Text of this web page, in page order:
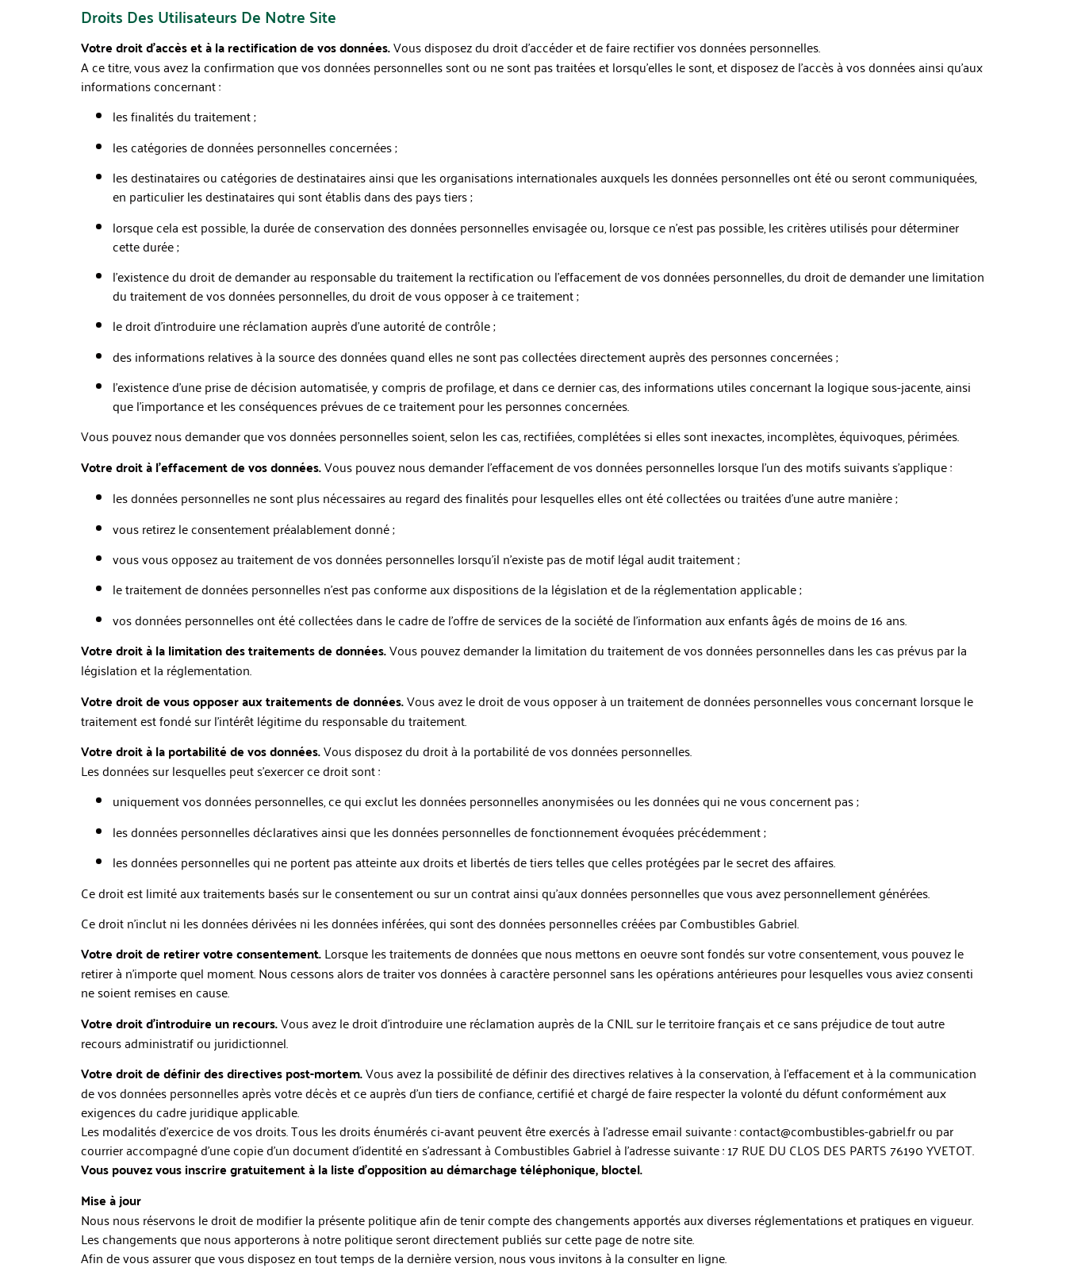
Droits Des Utilisateurs De Notre Site
Votre droit d’accès et à la rectification de vos données.Vous disposez du droit d’accéder et de faire rectifier vos données personnelles.
A ce titre, vous avez la confirmation que vos données personnelles sont ou ne sont pas traitées et lorsqu’elles le sont, et disposez de l’accès à vos données ainsi qu’aux
informations concernant :
les finalités du traitement ;
les catégories de données personnelles concernées ;
les destinataires ou catégories de destinataires ainsi que les organisations internationales auxquels les données personnelles ont été ou seront communiquées,
en particulier les destinataires qui sont établis dans des pays tiers ;
lorsque cela est possible, la durée de conservation des données personnelles envisagée ou, lorsque ce n’est pas possible, les critères utilisés pour déterminer
cette durée ;
l’existence du droit de demander au responsable du traitement la rectification ou l’effacement de vos données personnelles, du droit de demander une limitation
du traitement de vos données personnelles, du droit de vous opposer à ce traitement ;
le droit d’introduire une réclamation auprès d’une autorité de contrôle ;
des informations relatives à la source des données quand elles ne sont pas collectées directement auprès des personnes concernées ;
l’existence d’une prise de décision automatisée, y compris de profilage, et dans ce dernier cas, des informations utiles concernant la logique sous-jacente, ainsi
que l’importance et les conséquences prévues de ce traitement pour les personnes concernées.
Vous pouvez nous demander que vos données personnelles soient, selon les cas, rectifiées, complétées si elles sont inexactes, incomplètes, équivoques, périmées.
Votre droit à l’effacement de vos données.Vous pouvez nous demander l’effacement de vos données personnelles lorsque l’un des motifs suivants s’applique :
les données personnelles ne sont plus nécessaires au regard des finalités pour lesquelles elles ont été collectées ou traitées d’une autre manière ;
vous retirez le consentement préalablement donné ;
vous vous opposez au traitement de vos données personnelles lorsqu’il n’existe pas de motif légal audit traitement ;
le traitement de données personnelles n’est pas conforme aux dispositions de la législation et de la réglementation applicable ;
vos données personnelles ont été collectées dans le cadre de l’offre de services de la société de l’information aux enfants âgés de moins de 16 ans.
Votre droit à la limitation des traitements de données.Vous pouvez demander la limitation du traitement de vos données personnelles dans les cas prévus par la
législation et la réglementation.
Votre droit de vous opposer aux traitements de données.Vous avez le droit de vous opposer à un traitement de données personnelles vous concernant lorsque le
traitement est fondé sur l’intérêt légitime du responsable du traitement.
Votre droit à la portabilité de vos données.Vous disposez du droit à la portabilité de vos données personnelles.
Les données sur lesquelles peut s’exercer ce droit sont :
uniquement vos données personnelles, ce qui exclut les données personnelles anonymisées ou les données qui ne vous concernent pas ;
les données personnelles déclaratives ainsi que les données personnelles de fonctionnement évoquées précédemment ;
les données personnelles qui ne portent pas atteinte aux droits et libertés de tiers telles que celles protégées par le secret des affaires.
Ce droit est limité aux traitements basés sur le consentement ou sur un contrat ainsi qu’aux données personnelles que vous avez personnellement générées.
Ce droit n’inclut ni les données dérivées ni les données inférées, qui sont des données personnelles créées par Combustibles Gabriel.
Votre droit de retirer votre consentement.Lorsque les traitements de données que nous mettons en oeuvre sont fondés sur votre consentement, vous pouvez le
retirer à n’importe quel moment. Nous cessons alors de traiter vos données à caractère personnel sans les opérations antérieures pour lesquelles vous aviez consenti
ne soient remises en cause.
Votre droit d’introduire un recours.Vous avez le droit d’introduire une réclamation auprès de la CNIL sur le territoire français et ce sans préjudice de tout autre
recours administratif ou juridictionnel.
Votre droit de définir des directives post-mortem.Vous avez la possibilité de définir des directives relatives à la conservation, à l’effacement et à la communication
de vos données personnelles après votre décès et ce auprès d’un tiers de confiance, certifié et chargé de faire respecter la volonté du défunt conformément aux
exigences du cadre juridique applicable.
Les modalités d’exercice de vos droits. Tous les droits énumérés ci-avant peuvent être exercés à l’adresse email suivante : contact@combustibles-gabriel.fr ou par
courrier accompagné d’une copie d’un document d’identité en s’adressant à Combustibles Gabriel à l’adresse suivante : 17 RUE DU CLOS DES PARTS 76190 YVETOT.
Vous pouvez vous inscrire gratuitement à la liste d’opposition au démarchage téléphonique, bloctel.
Mise à jour
Nous nous réservons le droit de modifier la présente politique afin de tenir compte des changements apportés aux diverses réglementations et pratiques en vigueur.
Les changements que nous apporterons à notre politique seront directement publiés sur cette page de notre site.
Afin de vous assurer que vous disposez en tout temps de la dernière version, nous vous invitons à la consulter en ligne.